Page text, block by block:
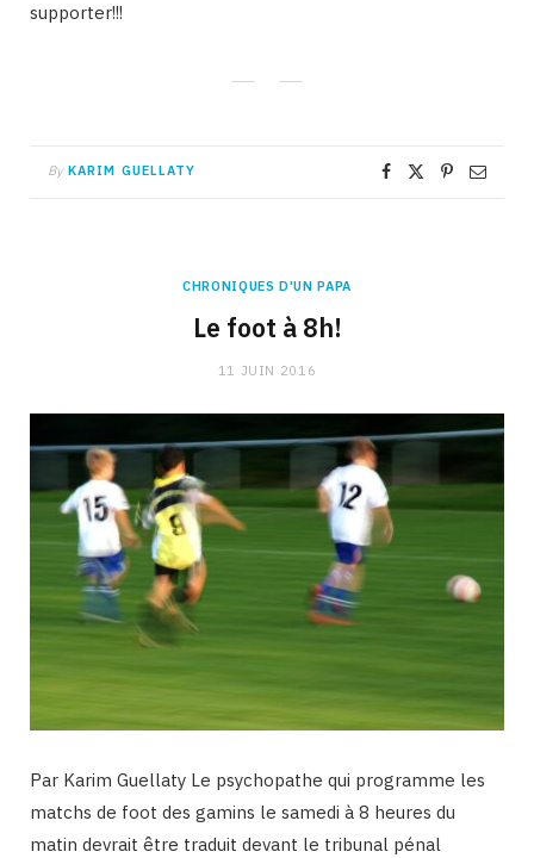
supporter!!!
By KARIM GUELLATY
CHRONIQUES D'UN PAPA
Le foot à 8h!
11 JUIN 2016
Par Karim Guellaty Le psychopathe qui programme les
matchs de foot des gamins le samedi à 8 heures du
matin devrait être traduit devant le tribunal pénal